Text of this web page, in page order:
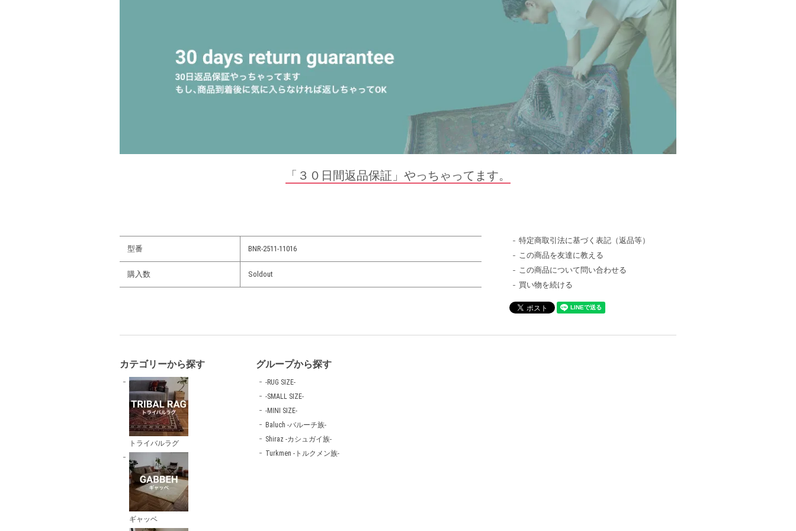
「３０日間返品保証」やっちゃってます。
型番 BNR-2511-11016
購入数 Soldout
特定商取引法に基づく表記（返品等）
この商品を友達に教える
この商品について問い合わせる
買い物を続ける
カテゴリーから探す
トライバルラグ
ギャッベ
グループから探す
-RUG SIZE-
-SMALL SIZE-
-MINI SIZE-
Baluch -バルーチ族-
Shiraz -カシュガイ族-
Turkmen -トルクメン族-